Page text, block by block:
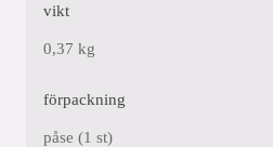
vikt
0,37 kg
förpackning
påse (1 st)